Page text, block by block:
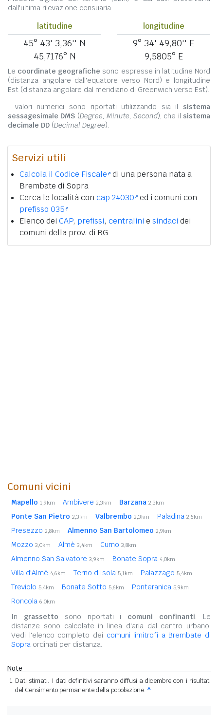
dall'ultima rilevazione censuaria.
latitudine
45° 43' 3,36'' N
45,7176° N
longitudine
9° 34' 49,80'' E
9,5805° E
Le coordinate geografiche sono espresse in latitudine Nord
(distanza angolare dall'equatore verso Nord) e longitudine
Est (distanza angolare dal meridiano di Greenwich verso Est).
I valori numerici sono riportati utilizzando sia il sistema
sessagesimale DMS (Degree, Minute, Second), che il sistema
decimale DD (Decimal Degree).
Servizi utili
Calcola il Codice Fiscale di una persona nata a
Brembate di Sopra
Cerca le località con cap 24030 ed i comuni con
prefisso 035
Elenco dei CAP, prefissi, centralini e sindaci dei
comuni della prov. di BG
Comuni vicini
Mapello 1,9km Ambivere 2,3km Barzana 2,3km
Ponte San Pietro 2,3km Valbrembo 2,3km Paladina 2,6km
Presezzo 2,8km Almenno San Bartolomeo 2,9km
Mozzo 3,0km Almè 3,4km Curno 3,8km
Almenno San Salvatore 3,9km Bonate Sopra 4,0km
Villa d'Almè 4,6km Terno d'Isola 5,1km Palazzago 5,4km
Treviolo 5,4km Bonate Sotto 5,6km Ponteranica 5,9km
Roncola 6,0km
In grassetto sono riportati i comuni confinanti. Le
distanze sono calcolate in linea d'aria dal centro urbano.
Vedi l'elenco completo dei comuni limitrofi a Brembate di
Sopra ordinati per distanza.
Note
Dati stimati. I dati definitivi saranno diffusi a dicembre con i risultati
del Censimento permanente della popolazione. ^